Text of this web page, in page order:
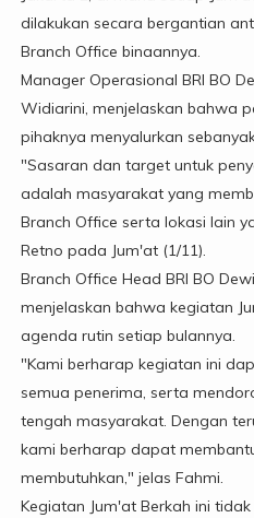
dilakukan secara bergantian
Branch Office binaannya.
Manager Operasional BRI BO
Widiarini, menjelaskan bahwa
pihaknya menyalurkan
"Sasaran dan target untuk
adalah masyarakat yang
Branch Office serta lokasi lain
Retno pada Jum'at (1/11).
Branch Office Head BRI BO
menjelaskan bahwa kegiatan
agenda rutin setiap bulannya.
"Kami berharap kegiatan ini
semua penerima, serta
tengah masyarakat. Dengan
kami berharap dapat
membutuhkan," jelas Fahmi.
Kegiatan Jum'at Berkah ini